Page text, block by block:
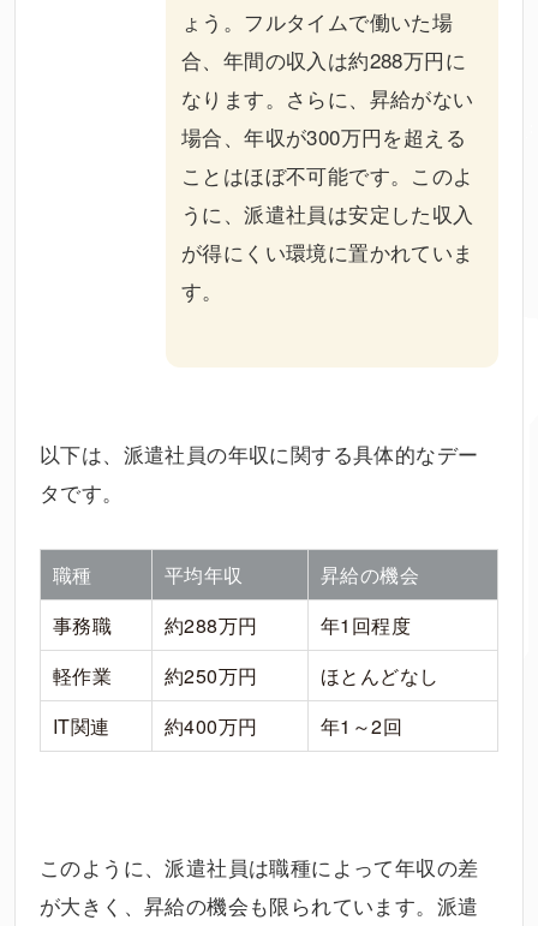
ょう。フルタイムで働いた場
合、年間の収入は約288万円に
なります。さらに、昇給がない
場合、年収が300万円を超える
ことはほぼ不可能です。このよ
うに、派遣社員は安定した収入
が得にくい環境に置かれていま
す。
以下は、派遣社員の年収に関する具体的なデー
タです。
職種 平均年収
昇給の機会
事務職
約288万円
年1回程度
軽作業
約250万円
ほとんどなし
IT関連
約400万円 年1～2回
このように、派遣社員は職種によって年収の差
が大きく、昇給の機会も限られています。派遣